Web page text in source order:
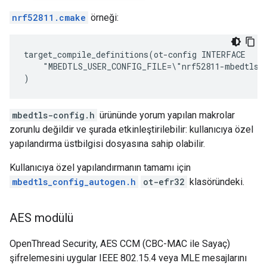
nrf52811.cmake örneği:
target_compile_definitions(ot-config INTERFACE
"MBEDTLS_USER_CONFIG_FILE=\"nrf52811-mbedtls-
mbedtls-config.h ürününde yorum yapılan makrolar
zorunlu değildir ve şurada etkinleştirilebilir: kullanıcıya özel
yapılandırma üstbilgisi dosyasına sahip olabilir.
Kullanıcıya özel yapılandırmanın tamamı için
mbedtls_config_autogen.h
ot-efr32 klasöründeki.
AES modülü
OpenThread Security, AES CCM (CBC-MAC ile Sayaç)
şifrelemesini uygular IEEE 802.15.4 veya MLE mesajlarını